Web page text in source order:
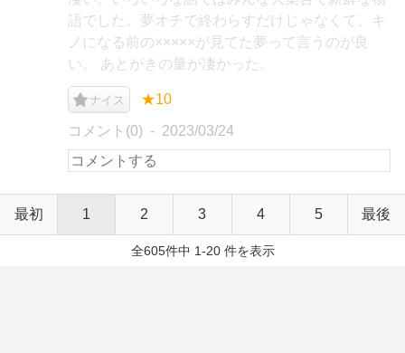
語でした。夢オチで終わらすだけじゃなくて、キ
ノになる前の×××××が見てた夢って言うのが良
い。 あとがきの量が凄かった。
ナイス ★10
コメント(0) 2023/03/24
最初 1 2 3 4 5 最後
全605件中 1-20 件を表示